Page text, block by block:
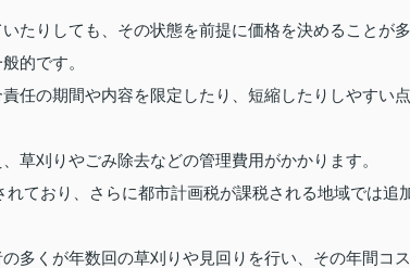
たりしても、その状態を前提に価格を決めることが多
的です。
任の期間や内容を限定したり、短縮したりしやすい点
草刈りやごみ除去などの管理費用がかかります。
ており、さらに都市計画税が課税される地域では追
多くが年数回の草刈りや見回りを行い、その年間コス